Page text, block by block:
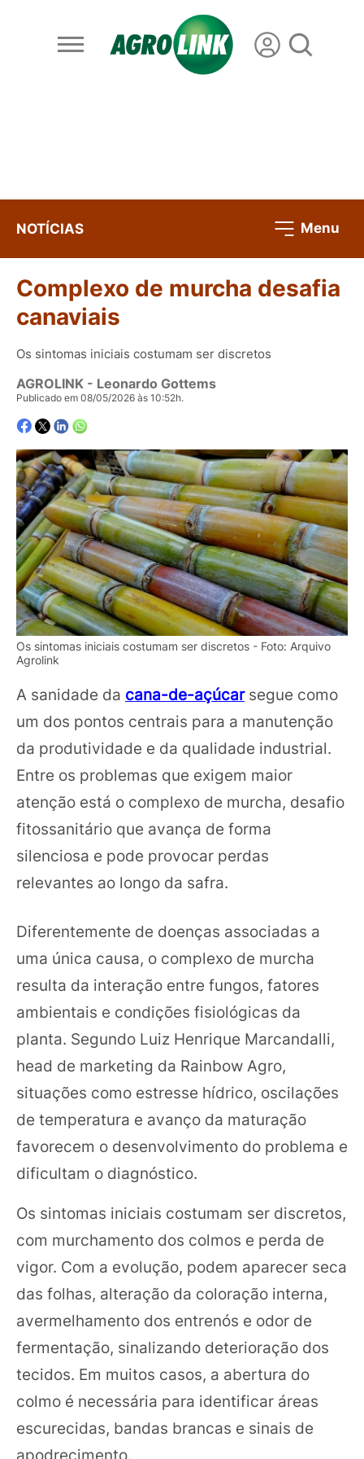
NOTÍCIAS Menu
Complexo de murcha desafia
canaviais
Os sintomas iniciais costumam ser discretos
AGROLINK - Leonardo Gottems
Publicado em 08/05/2026 às 10:52h.
Os sintomas iniciais costumam ser discretos - Foto: Arquivo
Agrolink
A sanidade da cana-de-açúcarsegue como
um dos pontos centrais para a manutenção
da produtividade e da qualidade industrial.
Entre os problemas que exigem maior
atenção está o complexo de murcha, desafio
fitossanitário que avança de forma
silenciosa e pode provocar perdas
relevantes ao longo da safra.
Diferentemente de doenças associadas a
uma única causa, o complexo de murcha
resulta da interação entre fungos, fatores
ambientais e condições fisiológicas da
planta. Segundo Luiz Henrique Marcandalli,
head de marketing da Rainbow Agro,
situações como estresse hídrico, oscilações
de temperatura e avanço da maturação
favorecem o desenvolvimento do problema e
dificultam o diagnóstico.
Os sintomas iniciais costumam ser discretos,
com murchamento dos colmos e perda de
vigor. Com a evolução, podem aparecer seca
das folhas, alteração da coloração interna,
avermelhamento dos entrenós e odor de
fermentação, sinalizando deterioração dos
tecidos. Em muitos casos, a abertura do
colmo é necessária para identificar áreas
escurecidas, bandas brancas e sinais de
apodrecimento.